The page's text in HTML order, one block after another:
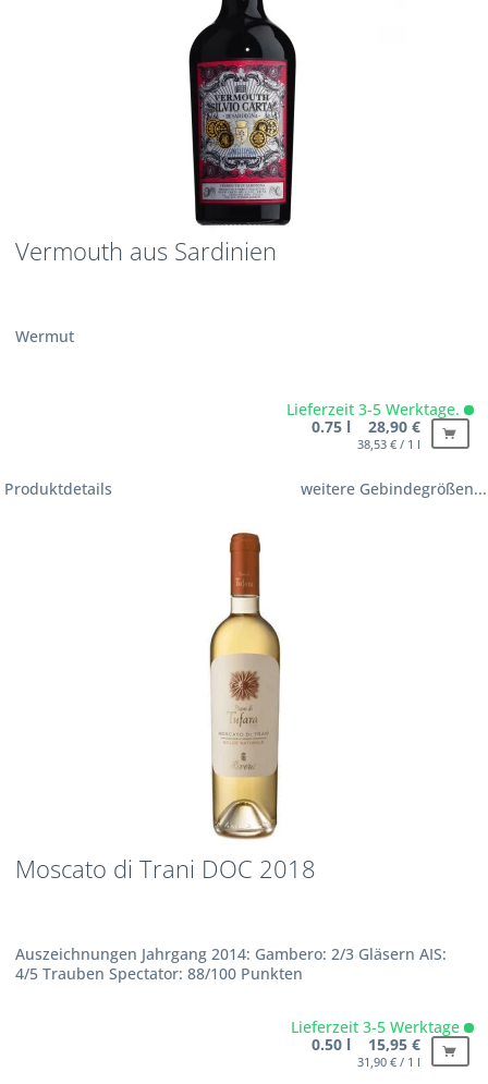
Vermouth aus Sardinien
Wermut
Lieferzeit 3-5 Werktage.
0.75 l 28,90 €
38,53 € / 1 l
Produktdetails weitere Gebindegrößen...
Moscato di Trani DOC 2018
Auszeichnungen Jahrgang 2014: Gambero: 2/3 Gläsern AIS:
4/5 Trauben Spectator: 88/100 Punkten
Lieferzeit 3-5 Werktage
0.50 l 15,95 €
31,90 € / 1 l